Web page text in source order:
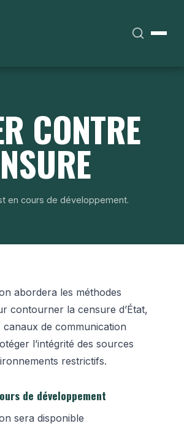
CONTRE
en cours de développement.
abordera les méthodes
contourner la censure d’État,
canaux de communication
l’intégrité des sources
restrictifs.
de développement
sera disponible